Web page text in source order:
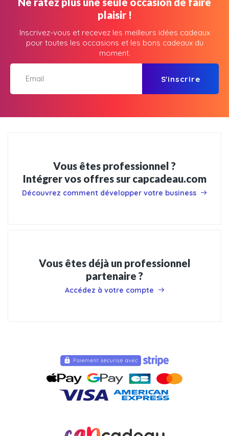
plaisir !
Inscrivez-vous et recevez les meilleurs idées cadeaux
pour toutes les occasions et les bons cadeaux du
moment.
S'inscrire
Vous êtes professionnel ?
Intégrer vos offres sur capcadeau.com
Découvrez comment développer votre business
Vous êtes déjà un professionnel
partenaire ?
Accédez à votre compte